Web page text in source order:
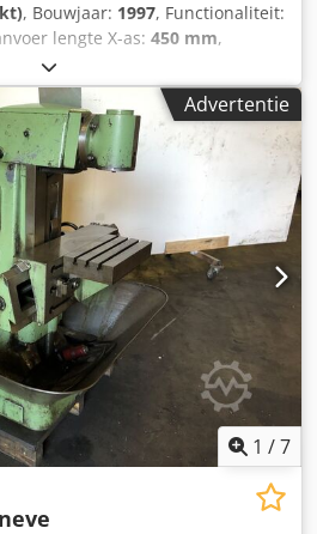
, Bouwjaar: 1997, Functionaliteit:
lengte X-as: 450 mm,
mm, voedingslengte Z-as:
Horizontale en verticale
Technische gegevens:
verplaatsing in de lengte: 450 mm
verplaatsing dwars: 300 mm
Z-verplaatsing: 350 mm
mm Spindelopname: SK40
Toerentalbereik: 50-2500 tpm
min Aandrijfsvermogen: 3,2 kW
1500 kg Technische gegevens,
van de machine zijn niet
Advertentie
1 /7